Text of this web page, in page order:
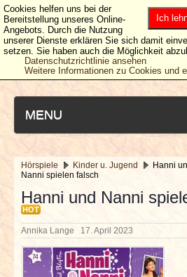
MENU
NEUESTE ARTIKEL
NEWS & DATES
BERICHTE
Hörspiele Kinder u. Jugend
Hanni
Nanni spielen falsch
Hanni und Nanni
HOT
Annika Lange 17. April 2023
Ich
Cookies helfen uns bei der
Bereitstellung unseres Online-
Angebots. Durch die Nutzung
unserer Dienste erklären Sie sich damit
setzen. Sie haben auch die Möglichkeit
Datenschutzrichtlinie ansehen
Weitere Informationen zu Cookies und